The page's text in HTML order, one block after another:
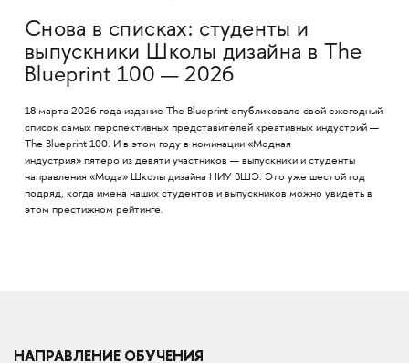
Снова в списках: студенты и
выпускники Школы дизайна в The
Blueprint 100 — 2026
18 марта 2026 года издание The Blueprint опубликовало свой ежегодный
список самых перспективных представителей креативных индустрий —
The Blueprint 100. И в этом году в номинации «Модная
индустрия» пятеро из девяти участников — выпускники и студенты
направления «Мода» Школы дизайна НИУ ВШЭ. Это уже шестой год
подряд, когда имена наших студентов и выпускников можно увидеть в
этом престижном рейтинге.
НАПРАВЛЕНИЕ ОБУЧЕНИЯ